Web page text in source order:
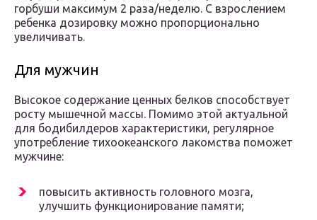
горбуши максимум 2 раза/неделю. С взрослением
ребенка дозировку можно пропорционально
увеличивать.
Для мужчин
Высокое содержание ценных белков способствует
росту мышечной массы. Помимо этой актуальной
для бодибилдеров характеристики, регулярное
употребление тихоокеанского лакомства поможет
мужчине:
повысить активность головного мозга,
улучшить функционирование памяти;